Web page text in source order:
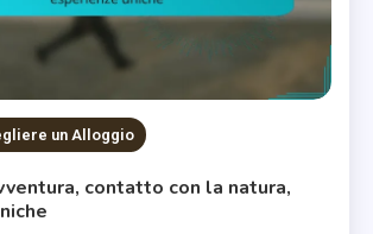
un Alloggio
contatto con la natura,